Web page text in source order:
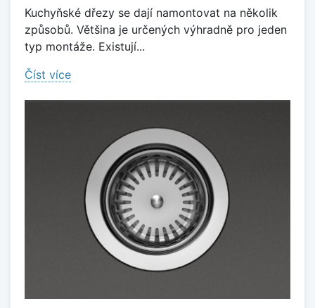
Kuchyňské dřezy se dají namontovat na několik
způsobů. Většina je určených výhradně pro jeden
typ montáže. Existují...
Číst více